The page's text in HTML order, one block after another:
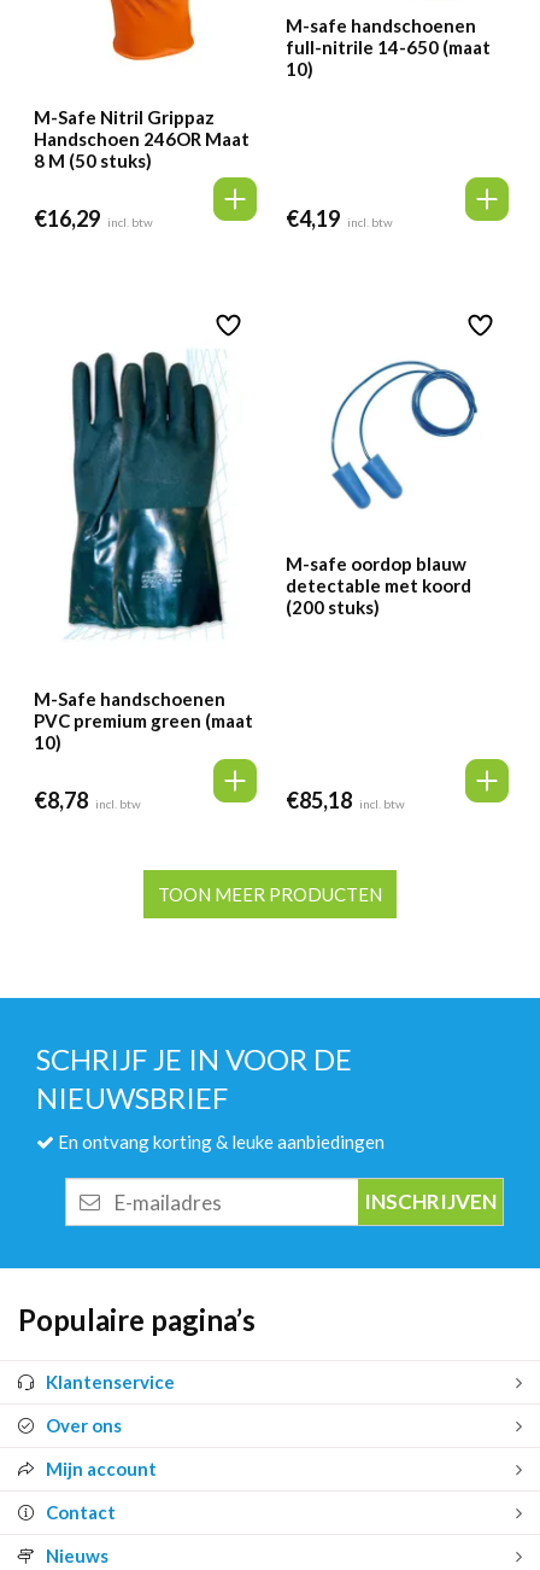
M-Safe Nitril Grippaz
Handschoen 246OR Maat
8 M (50 stuks)
€16,29 incl. btw
M-safe handschoenen
full-nitrile 14-650 (maat
10)
€4,19 incl. btw
M-Safe handschoenen
PVC premium green (maat
10)
€8,78 incl. btw
M-safe oordop blauw
detectable met koord
(200 stuks)
€85,18 incl. btw
TOON MEER PRODUCTEN
SCHRIJF JE IN VOOR DE
NIEUWSBRIEF
En ontvang korting & leuke aanbiedingen
mailadres
Populaire pagina’s
Klantenservice
Over ons
Mijn account
Contact
Nieuws